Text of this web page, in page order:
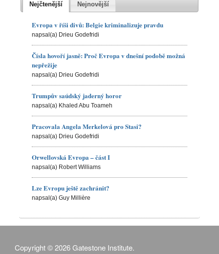
Nejčtenější Nejnovější
Evropa v říši divů: Belgie kriminalizuje pravdu
napsal(a) Drieu Godefridi
Čísla hovoří jasně: Proč Evropa v dnešní podobě možná
nepřežije
napsal(a) Drieu Godefridi
Trumpův saúdský jaderný horor
napsal(a) Khaled Abu Toameh
Pracovala Angela Merkelová pro Stasi?
napsal(a) Drieu Godefridi
Orwellovská Evropa – část I
napsal(a) Robert Williams
Lze Evropu ještě zachránit?
napsal(a) Guy Millière
Copyright © 2026 Gatestone Institute.